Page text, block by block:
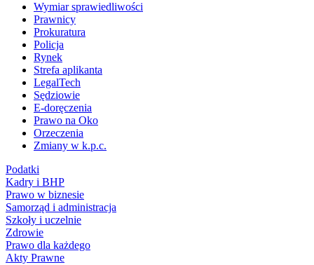
Wymiar sprawiedliwości
Prawnicy
Prokuratura
Policja
Rynek
Strefa aplikanta
LegalTech
Sędziowie
E-doręczenia
Prawo na Oko
Orzeczenia
Zmiany w k.p.c.
Podatki
Kadry i BHP
Prawo w biznesie
Samorząd i administracja
Szkoły i uczelnie
Zdrowie
Prawo dla każdego
Akty Prawne